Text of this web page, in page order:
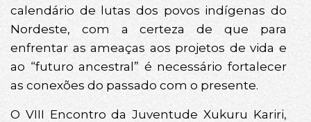
calendário de lutas dos povos indígenas do
Nordeste, com a certeza de que para
enfrentar as ameaças aos projetos de vida e
ao “futuro ancestral” é necessário fortalecer
as conexões do passado com o presente.
O VIII Encontro da Juventude Xukuru Kariri,